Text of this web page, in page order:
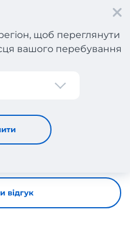
щоб переглянути
вашого перебування
відгук